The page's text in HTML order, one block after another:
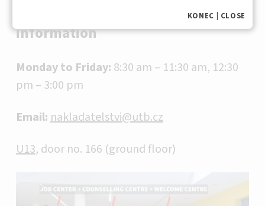
Printing & binding, contact
information
Monday to Friday: 8:30 am – 11:30 am, 12:30
pm – 3:00 pm
Email:nakladatelstvi@utb.cz
U13, door no. 166 (ground floor)
KONEC | CLOSE